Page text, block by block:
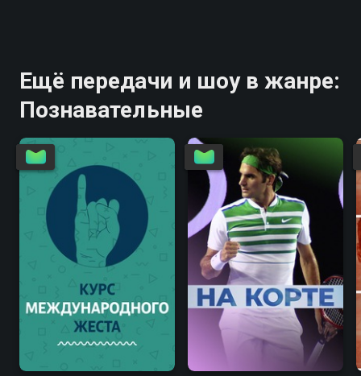
Ещё передачи и шоу в жанре:
Познавательные